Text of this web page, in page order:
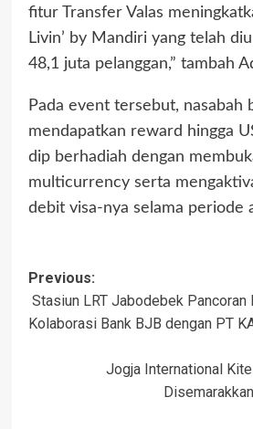
fitur Transfer Valas
Livin’ by Mandiri yang telah
48,1 juta pelanggan,” tambah
Pada event tersebut, nasabah
mendapatkan reward hingga
dip berhadiah dengan
multicurrency serta
debit visa-nya selama periode
Post
navigation
Previous:
Stasiun LRT Jabodebek Pancoran
Kolaborasi Bank BJB dengan PT
Jogja International